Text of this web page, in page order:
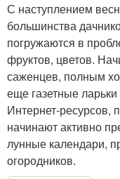
С наступлением
большинства
погружаются в
фруктов, цветов.
саженцев, полным
еще газетные
Интернет-ресурсов,
начинают активно
лунные календари,
огородников.